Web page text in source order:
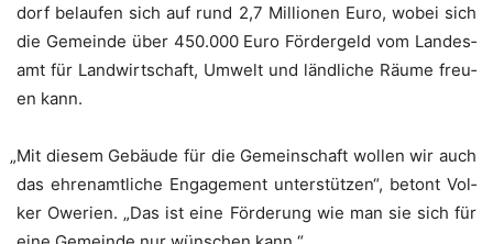
dorf belau­fen sich auf rund 2,7 Mil­lio­nen Euro, wobei sich
die Gemein­de über 450.000 Euro För­der­geld vom Lan­des­
amt für Land­wirt­schaft, Umwelt und länd­li­che Räu­me freu­
en kann.
„Mit die­sem Gebäu­de für die Gemein­schaft wol­len wir auch
das ehren­amt­li­che Enga­ge­ment unter­stüt­zen“, betont Vol­
ker Owe­ri­en. „Das ist eine För­de­rung wie man sie sich für